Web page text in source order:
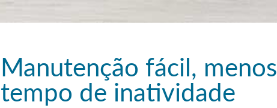
Manutenção fácil, menos
tempo de inatividade